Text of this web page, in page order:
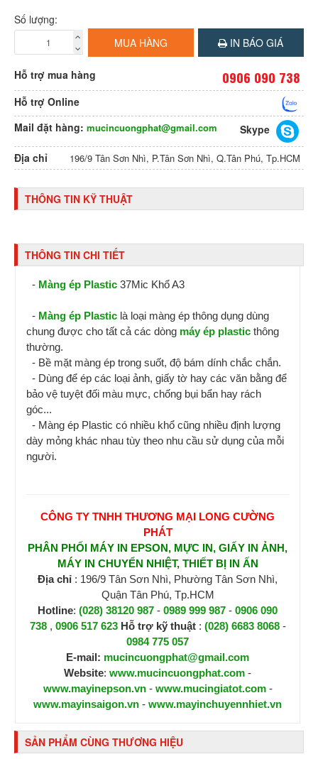
Số lượng:
MUA HÀNG
IN BÁO GIÁ
Hỗ trợ mua hàng 0906 090 738
Hỗ trợ Online
Mail đặt hàng: mucincuongphat@gmail.com
Skype
Địa chỉ
196/9 Tân Sơn Nhì, P.Tân Sơn Nhì, Q.Tân Phú, Tp.HCM
THÔNG TIN KỸ THUẬT
THÔNG TIN CHI TIẾT
- Màng ép Plastic 37Mic Khổ A3
- Màng ép Plastic là loại màng ép thông dụng dùng
chung được cho tất cả các dòng máy ép plastic thông
thường.
- Bề mặt màng ép trong suốt, độ bám dính chắc chắn.
- Dùng để ép các loại ảnh, giấy tờ hay các văn bằng để
bảo vệ tuyệt đối màu mực, chống bụi bẩn hay rách
góc...
- Màng ép Plastic có nhiều khổ cũng nhiều định lượng
dày mỏng khác nhau tùy theo nhu cầu sử dụng của mỗi
người.
CÔNG TY TNHH THƯƠNG MẠI LONG CƯỜNG
PHÁT
PHÂN PHỐI MÁY IN EPSON, MỰC IN, GIẤY IN ẢNH,
MÁY IN CHUYỂN NHIỆT, THIẾT BỊ IN ẤN
Địa chỉ : 196/9 Tân Sơn Nhì, Phường Tân Sơn Nhì,
Quận Tân Phú, Tp.HCM
Hotline: (028) 38120 987 - 0989 999 987 - 0906 090
738, 0906 517 623 Hỗ trợ kỹ thuật : (028) 6683 8068-
0984 775 057
E-mail: mucincuongphat@gmail.com
Website: www.mucincuongphat.com -
www.mayinepson.vn- www.mucingiatot.com-
www.mayinsaigon.vn - www.mayinchuyennhiet.vn
SẢN PHẨM CÙNG THƯƠNG HIỆU